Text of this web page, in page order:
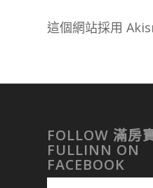
這個網站採用
FOLLOW 滿房
FULLINN ON
FACEBOOK